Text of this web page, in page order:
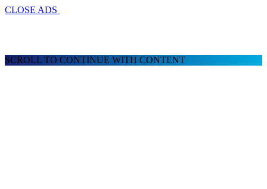
CLOSE ADS
SCROLL TO CONTINUE WITH CONTENT